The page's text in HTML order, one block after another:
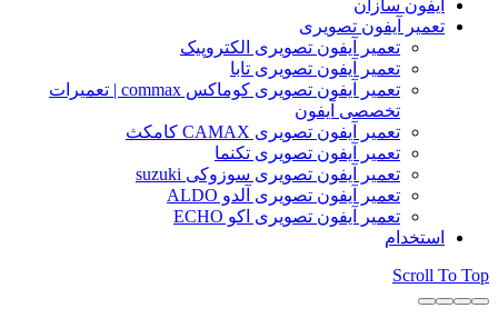
آیفون سازان
تعمیر آیفون تصویری
تعمیر آیفون تصویری الکتروپیک
تعمیر آیفون تصویری تابا
تعمیر آیفون تصویری کوماکس commax | تعمیرات
تخصصی آیفون
تعمیر آیفون تصویری CAMAX کامکث
تعمیر آیفون تصویری تکنما
تعمیر آیفون تصویری سوزوکی suzuki
تعمیر آیفون تصویری آلدو ALDO
تعمیر آیفون تصویری اکو ECHO
استخدام
Scroll To Top